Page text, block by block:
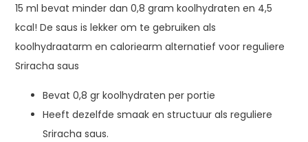
15 ml bevat minder dan 0,8 gram koolhydraten en 4,5
kcal! De saus is lekker om te gebruiken als
koolhydraatarm en caloriearm alternatief voor reguliere
Sriracha saus
Bevat 0,8 gr koolhydraten per portie
Heeft dezelfde smaak en structuur als reguliere
Sriracha saus.